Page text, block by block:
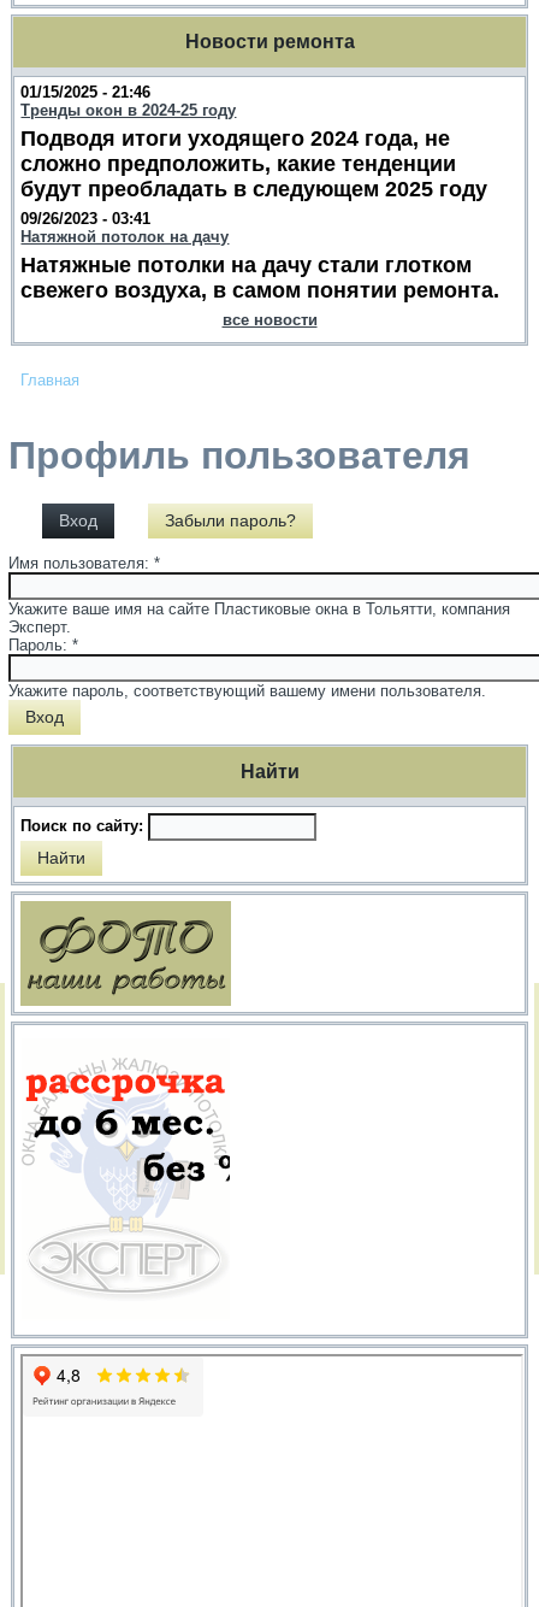
Новости ремонта
01/15/2025 - 21:46
Тренды окон в 2024-25 году
Подводя итоги уходящего 2024 года, не
сложно предположить, какие тенденции
будут преобладать в следующем 2025 году
09/26/2023 - 03:41
Натяжной потолок на дачу
Натяжные потолки на дачу стали глотком
свежего воздуха, в самом понятии ремонта.
все новости
Главная
Профиль пользователя
Вход Забыли пароль?
Имя пользователя:*
Укажите ваше имя на сайте Пластиковые окна в Тольятти, компания
Эксперт.
Пароль:*
Укажите пароль, соответствующий вашему имени пользователя.
Найти
Поиск по сайту: